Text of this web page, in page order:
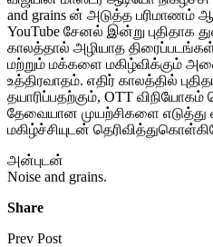
and grains ன் அடுத்த பரிமாணம்
YouTube சேனல் இன்று
காலத்தால் அழியாத
மற்றும் மக்களை மகிழ்விக்கும்
உத்திரவாதம். எதிர் காலத்தில்
தயாரிப்பதற்கும், OTT
தேவையான முயற்சிகளை
மகிழ்ச்சியுடன்
அன்புடன்
Noise and grains.
Share
Prev Post